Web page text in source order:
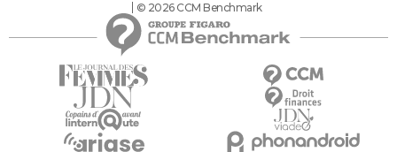
© 2026 CCM Benchmark